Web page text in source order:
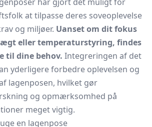
at tilpasse deres soveoplevelse
og miljøer. Uanset om dit fokus
eller temperaturstyring, findes
til dine behov. Integreringen af det
yderligere forbedre oplevelsen og
lagenposen, hvilket gør
og opmærksomhed på
meget vigtig.
en lagenpose